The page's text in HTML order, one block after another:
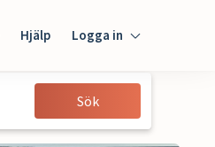
Hjälp Logga in
Gäst
Sök